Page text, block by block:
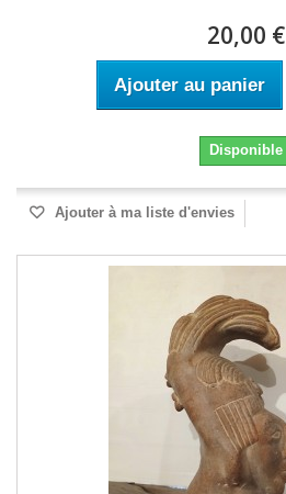
20,00 €
Ajouter au panier
Disponible
Ajouter à ma liste d'envies